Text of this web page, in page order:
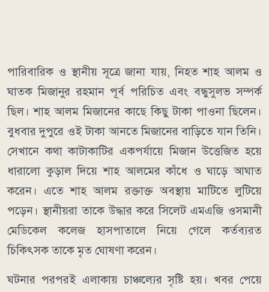
পারিবারিক ও স্থানীয় সূত্রে জানা যায়, নিহত শাহ আলম ও
ঘাতক মিজানুর রহমান পূর্ব পরিচিত এবং বন্ধুসুলভ সম্পর্ক
ছিল। শাহ আলম মিজানের কাছে কিছু টাকা পাওনা ছিলেন।
বুধবার দুপুরে ওই টাকা আনতে মিজানের বাড়িতে যান তিনি।
সেখানে কথা কাটাকাটির একপর্যায়ে মিজান উত্তেজিত হয়ে
ধারালো কুড়াল দিয়ে শাহ আলমের কাঁধে ও ঘাড়ে আঘাত
করেন। এতে শাহ আলম রক্তাক্ত অবস্থায় মাটিতে লুটিয়ে
পড়েন। স্থানীয়রা তাকে উদ্ধার করে সিলেট এমএজি ওসমানী
মেডিকেল কলেজ হাসপাতালে নিয়ে গেলে কর্তব্যরত
চিকিৎসক তাকে মৃত ঘোষণা করেন।
ঘটনার পরপরই এলাকায় চাঞ্চল্যের সৃষ্টি হয়। খবর পেয়ে